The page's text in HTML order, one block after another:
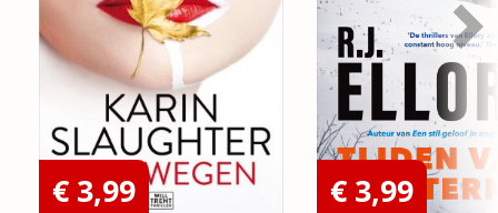
€ 3,99 € 3,99